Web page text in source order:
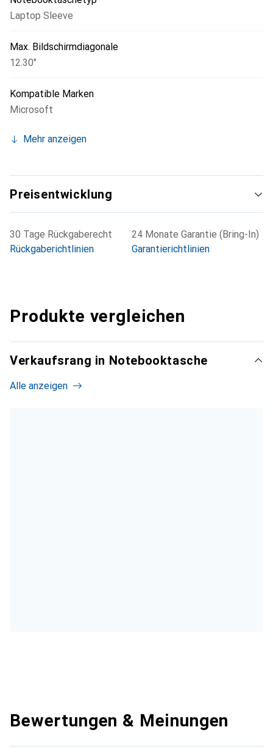
Laptop Sleeve
Max. Bildschirmdiagonale
12.30"
Kompatible Marken
Microsoft
Mehr anzeigen
Preisentwicklung
30 Tage Rückgaberecht
Rückgaberichtlinien
24 Monate Garantie (Bring-In)
Garantierichtlinien
Produkte vergleichen
Verkaufsrang in Notebooktasche
Alle anzeigen
Bewertungen & Meinungen